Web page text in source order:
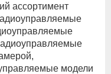
ассортимент
модели